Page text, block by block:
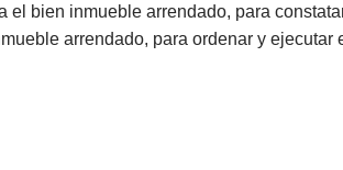
el bien inmueble arrendado, para
arrendado, para ordenar y ejecutar